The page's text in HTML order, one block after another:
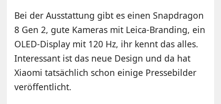
Bei der Ausstattung gibt es einen Snapdragon
8 Gen 2, gute Kameras mit Leica-Branding, ein
OLED-Display mit 120 Hz, ihr kennt das alles.
Interessant ist das neue Design und da hat
Xiaomi tatsächlich schon einige Pressebilder
veröffentlicht.